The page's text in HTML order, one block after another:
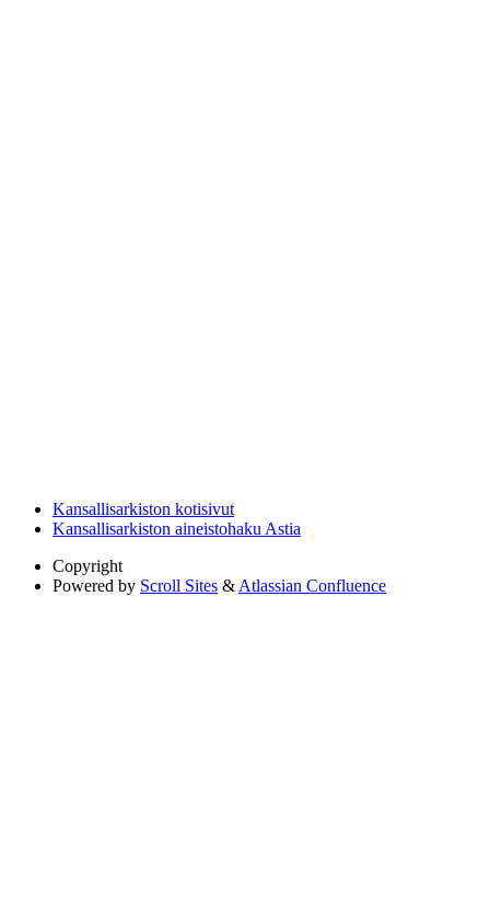
Kansallisarkiston kotisivut
Kansallisarkiston aineistohaku Astia
Copyright
Powered by Scroll Sites & Atlassian Confluence